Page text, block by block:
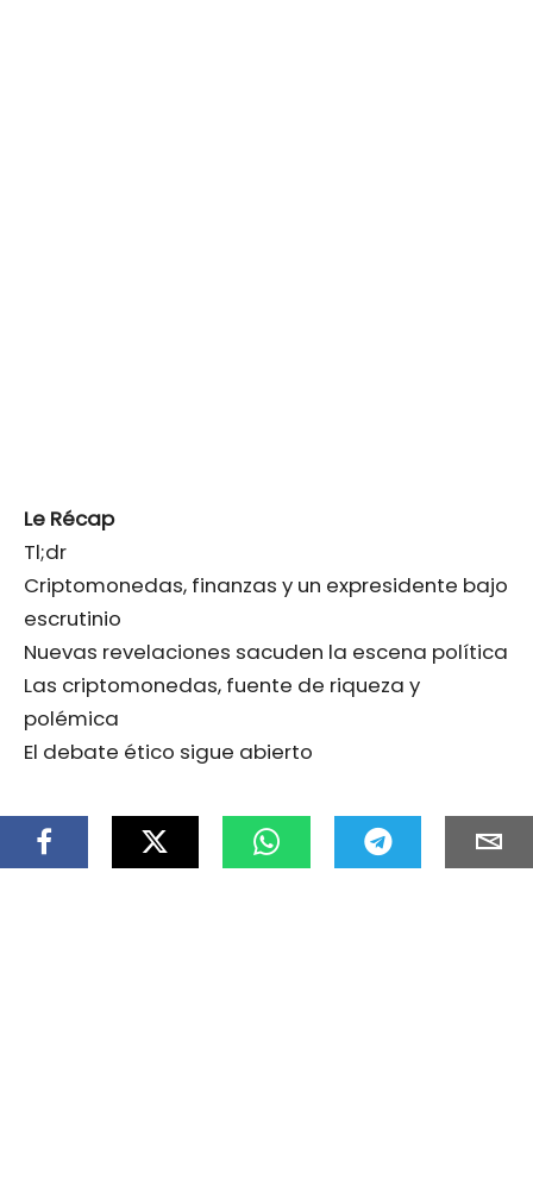
Le Récap
Tl;dr
Criptomonedas, finanzas y un expresidente bajo
escrutinio
Nuevas revelaciones sacuden la escena política
Las criptomonedas, fuente de riqueza y
polémica
El debate ético sigue abierto